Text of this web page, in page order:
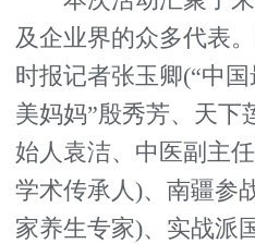
及企业界的众多代表
时报记者张玉卿(“中
美妈妈”殷秀芳、天下
始人袁洁、中医副主
学术传承人)、南疆参
家养生专家)、实战派